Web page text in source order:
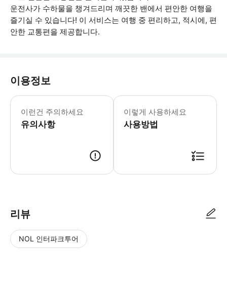
운전사가 수하물을 챙겨드리며 깨끗한 밴에서 편안한 여행을
즐기실 수 있습니다! 이 서비스는 여행 중 편리하고, 적시에, 편
안한 교통편을 제공합니다.
이용정보
이런건 주의하세요
유의사항
픽업 및 드롭에 필요한 모든 정보를
이렇게 사용하세요
사용방법
리뷰
NOL 인터파크투어